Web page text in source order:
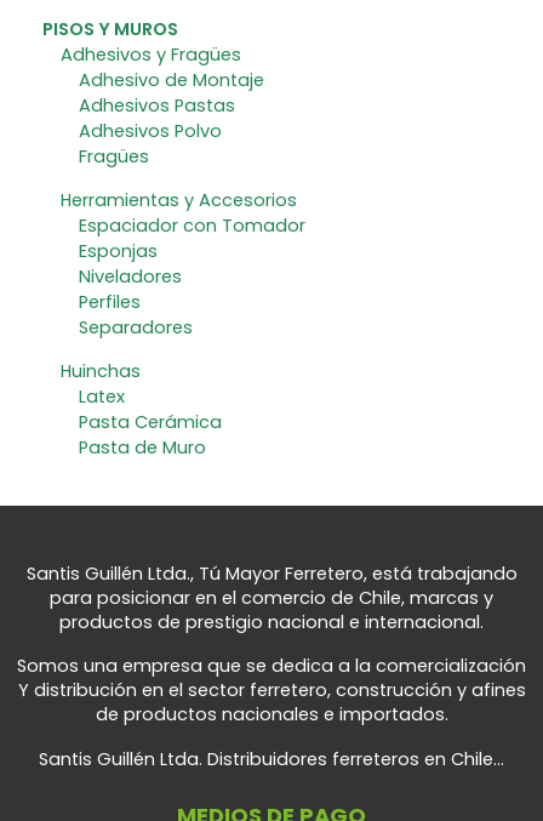
PISOS Y MUROS
Adhesivos y Fragües
Adhesivo de Montaje
Adhesivos Pastas
Adhesivos Polvo
Fragües
Herramientas y Accesorios
Espaciador con Tomador
Esponjas
Niveladores
Perfiles
Separadores
Huinchas
Latex
Pasta Cerámica
Pasta de Muro
Santis Guillén Ltda., Tú Mayor Ferretero, está trabajando
para posicionar en el comercio de Chile, marcas y
productos de prestigio nacional e internacional.
Somos una empresa que se dedica a la comercialización
Y distribución en el sector ferretero, construcción y afines
de productos nacionales e importados.
Santis Guillén Ltda. Distribuidores ferreteros en Chile...